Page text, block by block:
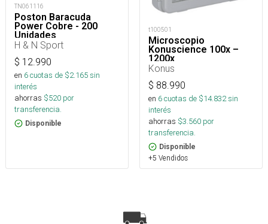
TN061116
Poston Baracuda
Power Cobre - 200
Unidades
H & N Sport
$ 12.990
en 6cuotas de $2.165sin
interés
ahorras $520 por
transferencia.
Disponible
t100501
Microscopio
Konuscience 100x –
1200x
Konus
$ 88.990
en 6cuotas de $14.832sin
interés
ahorras $3.560 por
transferencia.
Disponible
+5 Vendidos